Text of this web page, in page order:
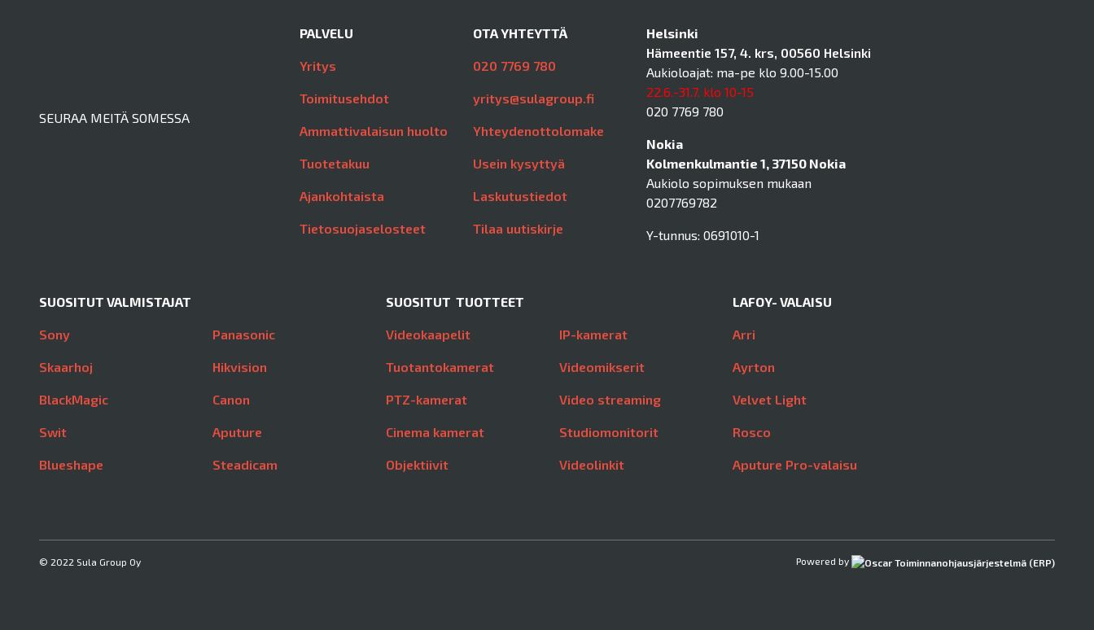
SEURAA MEITÄ SOMESSA
PALVELU
Yritys
Toimitusehdot
Ammattivalaisun huolto
Tuotetakuu
Ajankohtaista
Tietosuojaselosteet
OTA YHTEYTTÄ
020 7769 780
yritys@sulagroup.fi
Yhteydenottolomake
Usein kysyttyä
Laskutustiedot
Tilaa uutiskirje
Helsinki
Hämeentie 157, 4. krs, 00560 Helsinki
Aukioloajat: ma-pe klo 9.00-15.00
22.6.-31.7. klo 10-15
020 7769 780
Nokia
Kolmenkulmantie 1, 37150 Nokia
Aukiolo sopimuksen mukaan
0207769782
Y-tunnus: 0691010-1
SUOSITUT VALMISTAJAT
Sony
Skaarhoj
BlackMagic
Swit
Blueshape
Panasonic
Hikvision
Canon
Aputure
Steadicam
SUOSITUT TUOTTEET
Videokaapelit
Tuotantokamerat
PTZ-kamerat
Cinema kamerat
Objektiivit
IP-kamerat
Videomikserit
Video streaming
Studiomonitorit
Videolinkit
LAFOY- VALAISU
Arri
Ayrton
Velvet Light
Rosco
Aputure Pro-valaisu
© 2022 Sula Group Oy Powered by